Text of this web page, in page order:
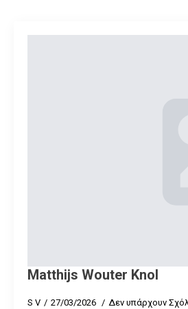
Matthijs Wouter Knol
S V 27/03/2026 Δεν υπάρχουν